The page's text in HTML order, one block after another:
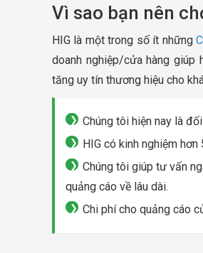
Vì sao bạn nên
HIG là một trong số ít những
doanh nghiệp/cửa hàng giúp
tăng uy tín thương hiệu cho
Chúng tôi hiện nay là
HIG có kinh nghiệm
Chúng tôi giúp tư vấn
quảng cáo về lâu dài.
Chi phí cho quảng cáo